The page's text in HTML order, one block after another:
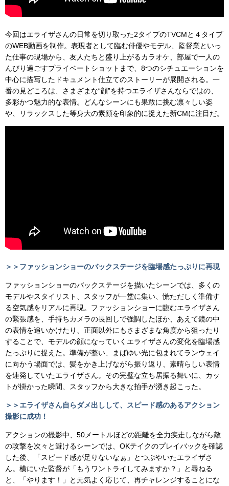
今回はエライザさんの日常を切り取った2タイプのTVCMと４タイプ
のWEB動画を制作。表現者として臨む俳優やモデル、監督業といっ
た仕事の現場から、友人たちと盛り上がるカラオケ、部屋で一人の
んびり過ごすプライベートショットまで、8つのシチュエーションを
中心に描写したドキュメント仕立てのストーリーが展開される。一
番の見どころは、さまざまな“顔”を持つエライザさんならではの、
多彩かつ魅力的な表情。どんなシーンにも果敢に挑む凛々しい姿
や、リラックスした等身大の素顔を印象的に捉えた新CMに注目だ。
＞＞ファッションショーのバックステージを臨場感たっぷりに再現
ファッションショーのバックステージを描いたシーンでは、多くの
モデルやスタイリスト、スタッフが一堂に集い、慌ただしく準備す
る空気感をリアルに再現。ファッションショーに臨むエライザさん
の緊張感を、手持ちカメラの長回しで強調したほか、あえて鏡の中
の表情を追いかけたり、正面以外にもさまざまな角度から狙ったり
することで、モデルの顔になっていくエライザさんの変化を臨場感
たっぷりに捉えた。準備が整い、まばゆい光に包まれてランウェイ
に向かう場面では、髪をかき上げながら振り返り、素晴らしい表情
を連発していたエライザさん。その完璧な立ち居振る舞いに、カッ
トが掛かった瞬間、スタッフから大きな拍手が湧き起こった。
＞＞エライザさん自らダメ出しして、スピード感のあるアクション
撮影に成功！
アクションの撮影中、50メートルほどの距離を全力疾走しながら敵
の攻撃を次々と避けるシーンでは、OKテイクのプレイバックを確認
した後、「スピード感が足りないなぁ」とつぶやいたエライザさ
ん。横にいた監督が「もうワントライしてみますか？」と尋ねる
と、「やります！」と元気よく応じて、再チャレンジすることにな